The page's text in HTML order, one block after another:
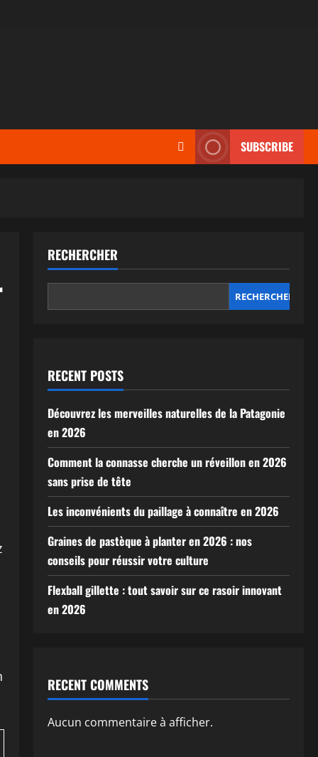
SUBSCRIBE
RECHERCHER
RECHERCHER
RECENT POSTS
Découvrez les merveilles naturelles de la Patagonie
en 2026
Comment la connasse cherche un réveillon en 2026
sans prise de tête
Les inconvénients du paillage à connaître en 2026
Graines de pastèque à planter en 2026 : nos
conseils pour réussir votre culture
Flexball gillette : tout savoir sur ce rasoir innovant
en 2026
RECENT COMMENTS
Aucun commentaire à afficher.